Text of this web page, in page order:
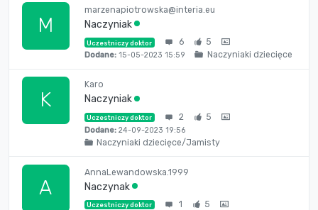
M
marzenapiotrowska@interia.eu
Naczyniak
Uczestniczy doktor 6 5
Dodane:15-05-2023 15:59 Naczyniaki dziecięce
K
Karo
Naczyniak
Uczestniczy doktor 2 5
Dodane:24-09-2023 19:56
Naczyniaki dziecięce/Jamisty
A
AnnaLewandowska.1999
Naczynak
Uczestniczy doktor 1 5